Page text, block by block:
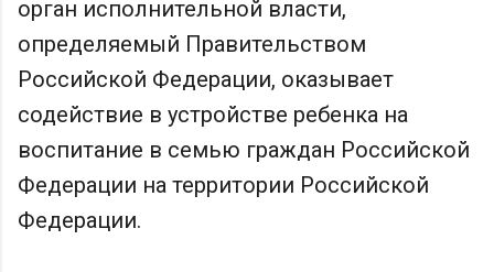
орган исполнительной власти,
определяемый Правительством
Российской Федерации, оказывает
содействие в устройстве ребенка на
воспитание в семью граждан Российской
Федерации на территории Российской
Федерации.